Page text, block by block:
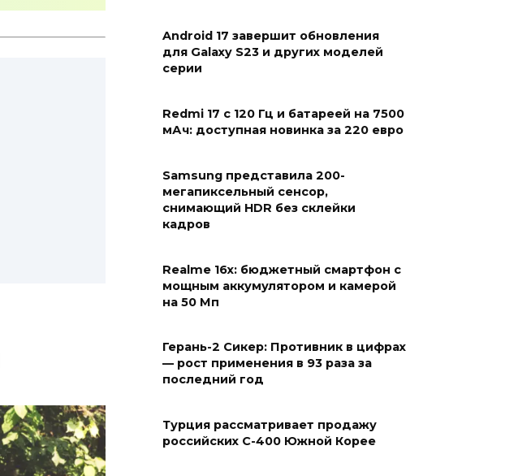
Android 17 завершит обновления
для Galaxy S23 и других моделей
серии
Redmi 17 с 120 Гц и батареей на 7500
мАч: доступная новинка за 220 евро
Samsung представила 200-
мегапиксельный сенсор,
снимающий HDR без склейки
кадров
Realme 16x: бюджетный смартфон с
мощным аккумулятором и камерой
на 50 Мп
Герань-2 Сикер: Противник в цифрах
— рост применения в 93 раза за
последний год
Турция рассматривает продажу
российских С-400 Южной Корее